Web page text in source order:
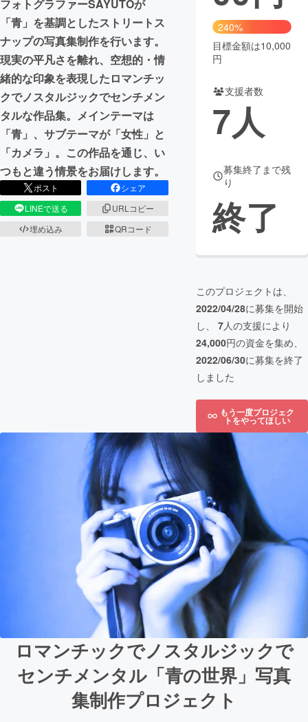
まちづくり・地域活性化
CAMPFIRE for Social Good
CAMPFIRE Creation
CAMPFIREふるさと納税
コミュニティ
フォトグラファーSAYUTOが
「青」を基調としたストリートス
ナップの写真集制作を行います。
現実の平凡さを離れ、空想的・情
緒的な印象を表現したロマンチッ
クでノスタルジックでセンチメン
タルな作品集。メインテーマは
「青」、サブテーマが「女性」と
「カメラ」。この作品を通じ、い
つもと違う情景をお届けします。
ポスト
シェア
LINEで送る
URLコピー
埋め込み
QRコード
240%
目標金額は10,000
円
支援者数
7人
募集終了まで残
り
終了
このプロジェクトは、
2022/04/28に募集を開始
し、 7人の支援により
24,000円の資金を集め、
2022/06/30に募集を終了
しました
もう一度プロジェク
トをやってほしい
ロマンチックでノスタルジックで
センチメンタル「青の世界」写真
集制作プロジェクト